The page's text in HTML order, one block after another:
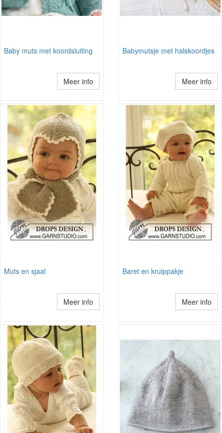
Baby muts met koordsluiting
Meer info
Babymutsje met halskoordjes
Meer info
Muts en sjaal
Meer info
Baret en kruippakje
Meer info